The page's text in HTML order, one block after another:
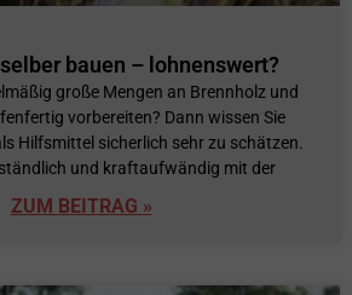
bauen – lohnenswert?
große Mengen an Brennholz und
vorbereiten? Dann wissen Sie
Hilfsmittel sicherlich sehr zu schätzen.
und kraftaufwändig mit der
ZUM BEITRAG »